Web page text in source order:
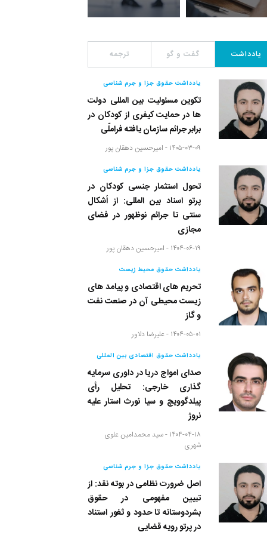
یادداشت گفت و گو ترجمه
یادداشت حقوق جزا و جرم شناسی
تکوین مسئولیت بین المللی دولت
ها در حمایت کیفری از کودکان در
برابر جرائم سازمان یافته فراملّی
۱۴۰۵-۰۳-۰۹ - امیرحسین دهقان پور
یادداشت حقوق جزا و جرم شناسی
تحول استثمار جنسی کودکان در
پرتو اسناد بین المللی: از اَشکال
سنتی تا جرائم نوظهور در فضای
مجازی
۱۴۰۴-۰۶-۱۹ - امیرحسین دهقان پور
یادداشت حقوق محیط زیست
تحریم های اقتصادی و پیامد های
زیست محیطی آن در صنعت نفت
و گاز
۱۴۰۴-۰۵-۰۱ - علیرضا دلاور
یادداشت حقوق اقتصادی بین المللی
صدای امواج دریا در داوری سرمایه
گذاری خارجی: تحلیل رأی
پیلدگوویچ و سیا نورث استار علیه
نروژ
۱۴۰۴-۰۴-۱۸ - سید محمدامین علوی
شهری
یادداشت حقوق جزا و جرم شناسی
اصل ضرورت نظامی در بوته نقد: از
تبیین مفهومی در حقوق
بشردوستانه تا حدود و ثغور استناد
در پرتو رویه قضایی